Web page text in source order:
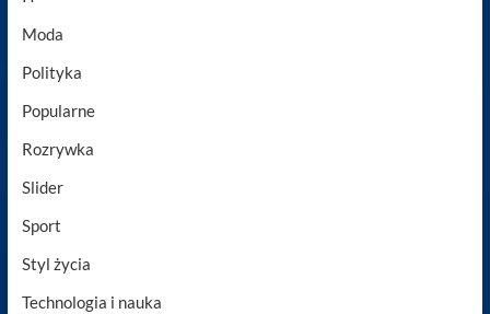
Moda
Polityka
Popularne
Rozrywka
Slider
Sport
Styl życia
Technologia i nauka